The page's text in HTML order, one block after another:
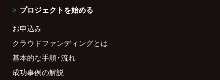
プロジェクトを始める
お申込み
クラウドファンディングとは
基本的な手順・流れ
成功事例の解説